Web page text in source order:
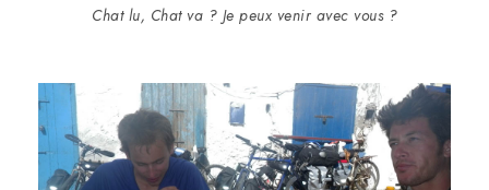
Chat lu, Chat va ? Je peux venir avec vous ?